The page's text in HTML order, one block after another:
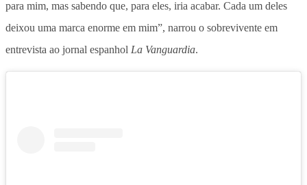
para mim, mas sabendo que, para eles, iria acabar. Cada um deles
deixou uma marca enorme em mim”, narrou o sobrevivente em
entrevista ao jornal espanhol La Vanguardia.